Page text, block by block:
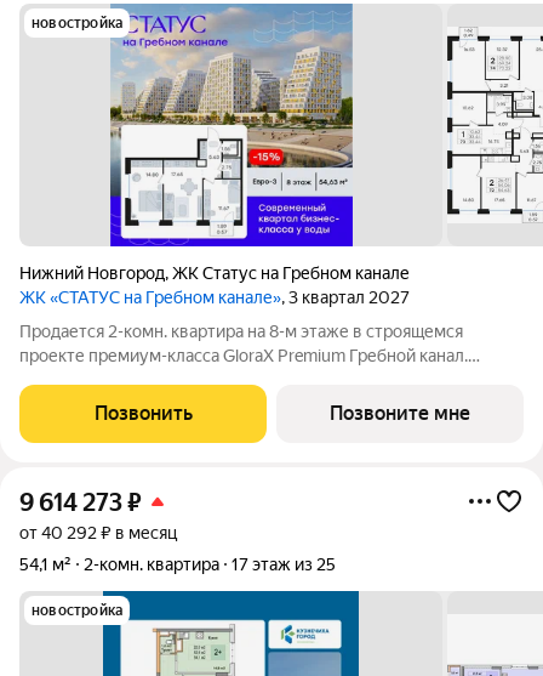
новостройка
Нижний Новгород,ЖК Статус на Гребном канале
ЖК «СТАТУС на Гребном канале», 3 квартал 2027
Продается 2-комн. квартира на 8-м этаже в строящемся
проекте премиум-класса GloraX Premium Гребной канал.
кв. м отведено под жилую и 17,65 кв. м под кухонную зону.
Номер квартиры - 72.
Позвонить Позвоните мне
9 614 273₽
от 40 292 ₽ в месяц
54,1 м²
2-комн. квартира 17 этаж из 25
новостройка